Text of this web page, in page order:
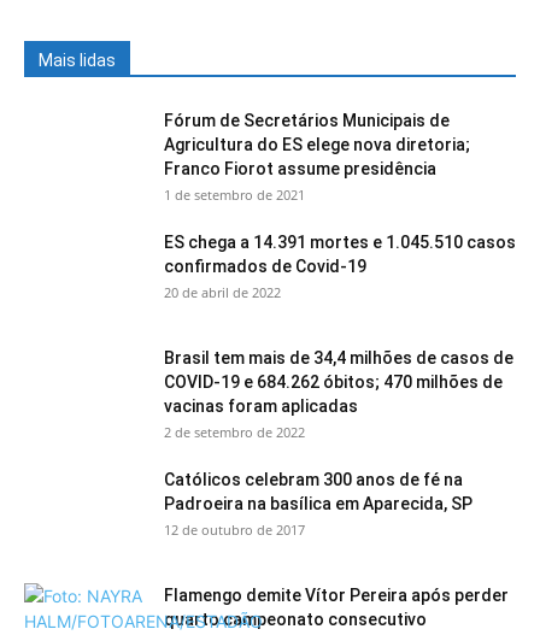
Mais lidas
Fórum de Secretários Municipais de
Agricultura do ES elege nova diretoria;
Franco Fiorot assume presidência
1 de setembro de 2021
ES chega a 14.391 mortes e 1.045.510 casos
confirmados de Covid-19
20 de abril de 2022
Brasil tem mais de 34,4 milhões de casos de
COVID-19 e 684.262 óbitos; 470 milhões de
vacinas foram aplicadas
2 de setembro de 2022
Católicos celebram 300 anos de fé na
Padroeira na basílica em Aparecida, SP
12 de outubro de 2017
Flamengo demite Vítor Pereira após perder
quarto campeonato consecutivo